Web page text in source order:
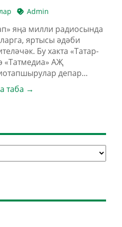
Admin
яңа милли радиосында
яртысы әдәби
Бу хакта «Татар-
«Татмедиа» АҖ
депар...
таба →